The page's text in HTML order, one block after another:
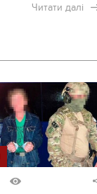
Читати далі